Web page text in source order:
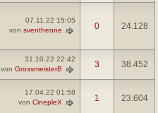
07.11.22 15:05
von sventheone 0 24.128
31.10.22 22:42
von GrossmeisterB 3 38.452
17.04.22 01:58
von CinepleX 1 23.604